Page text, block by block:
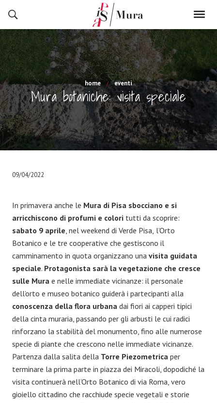
home eventi
Mura botaniche: visita speciale
09/04/2022
In primavera anche le Mura di Pisa sbocciano e si
arricchiscono di profumi e colori tutti da scoprire:
sabato 9 aprile, nel weekend di Verde Pisa, l’Orto
Botanico e le tre cooperative che gestiscono il
camminamento in quota organizzano una visita guidata
speciale. Protagonista sarà la vegetazione che cresce
sulle Mura e nelle immediate vicinanze: il personale
dell’orto e museo botanico guiderà i partecipanti alla
conoscenza della flora urbana dai fiori ai capperi tipici
della cinta muraria, passando per gli arbusti le cui radici
rinforzano la stabilità del monumento, fino alle numerose
specie di piante che crescono nelle immediate vicinanze.
Partenza dalla salita della Torre Piezometrica per
terminare la prima parte in piazza dei Miracoli, dopodiché la
visita continuerà nell’Orto Botanico di via Roma, vero
gioiello cittadino che racchiude specie vegetali e storie